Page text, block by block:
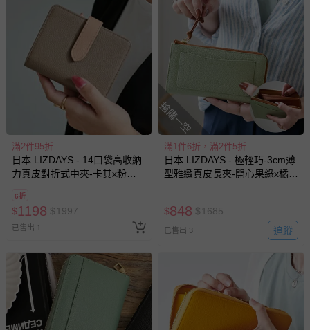
滿2件95折
日本 LIZDAYS - 14口袋高收納
力真皮對折式中夾-卡其x粉
6折
$1198 $1997
已售出 1
搶購一空
滿1件6折，滿2件5折
日本 LIZDAYS - 極輕巧-3cm薄
型雅緻真皮長夾-開心果綠x橘棕
$848 $1685
已售出 3 追蹤